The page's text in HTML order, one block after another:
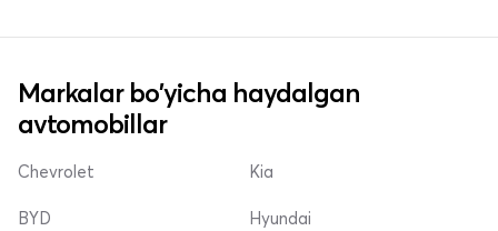
Markalar bo'yicha haydalgan
avtomobillar
Chevrolet
BYD
Kia
Hyundai